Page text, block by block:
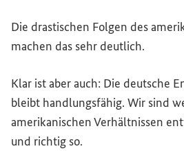
Die drastischen Folgen des
machen das sehr deutlich.
Klar ist aber auch: Die deutsche
bleibt handlungsfähig. Wir sind
amerikanischen Verhältnissen
und richtig so.